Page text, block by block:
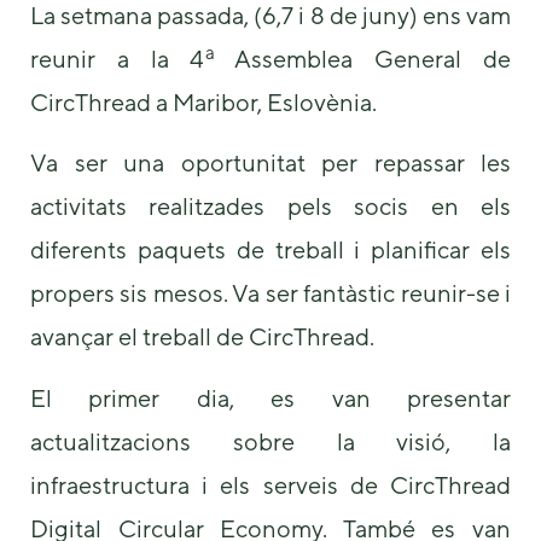
La setmana passada, (6,7 i 8 de juny) ens vam
reunir a la 4a
Assemblea General de
CircThread a Maribor, Eslovènia.
Va ser una oportunitat per repassar les
activitats realitzades pels socis en els
diferents paquets de treball i planificar els
propers sis mesos. Va ser fantàstic reunir-se i
avançar el treball de CircThread.
El primer dia, es van presentar
actualitzacions sobre la visió, la
infraestructura i els serveis de CircThread
Digital Circular Economy. També es van
Necessary
cookies are
optional.
needed for
the website